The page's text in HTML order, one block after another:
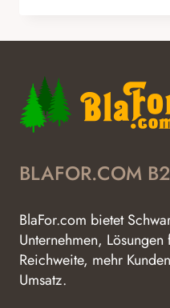
BLAFOR.COM
BlaFor.com bietet
Unternehmen, Lösungen
Reichweite, mehr
Umsatz.